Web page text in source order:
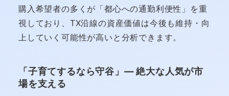
購入希望者の多くが「都心への通勤利便性」を重
視しており、TX沿線の資産価値は今後も維持・向
上していく可能性が高いと分析できます。
「子育てするなら守谷」― 絶大な人気が市
場を支える